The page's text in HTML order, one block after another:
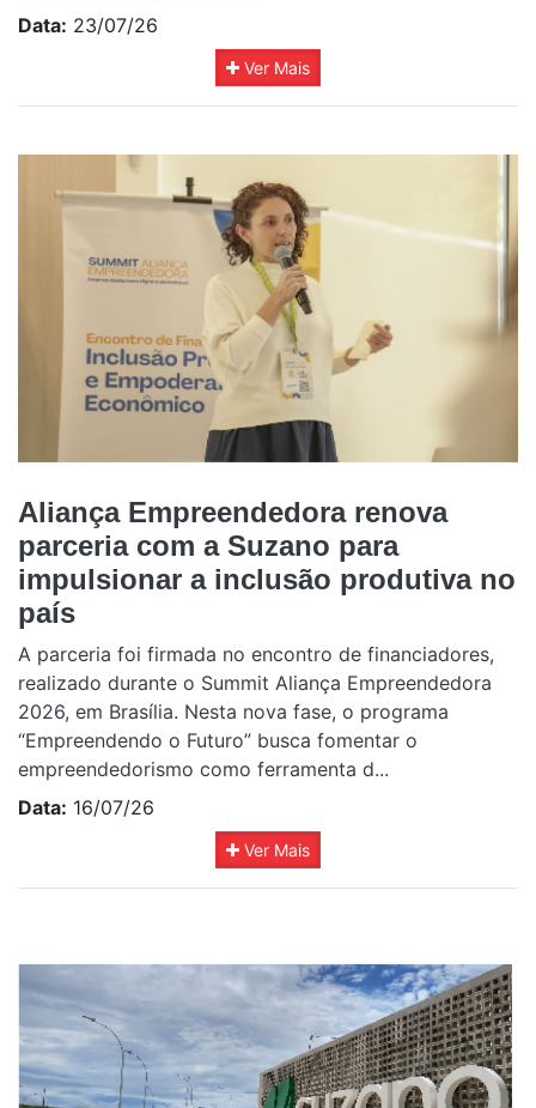
Data: 23/07/26
Ver Mais
Aliança Empreendedora renova
parceria com a Suzano para
impulsionar a inclusão produtiva no
país
A parceria foi firmada no encontro de financiadores,
realizado durante o Summit Aliança Empreendedora
2026, em Brasília. Nesta nova fase, o programa
“Empreendendo o Futuro” busca fomentar o
empreendedorismo como ferramenta d...
Data: 16/07/26
Ver Mais